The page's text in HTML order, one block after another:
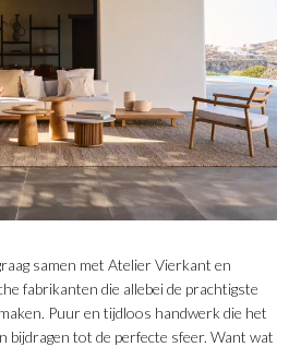
samen met Atelier Vierkant en
fabrikanten die allebei de prachtigste
Puur en tijdloos handwerk die het
bijdragen tot de perfecte sfeer. Want wat